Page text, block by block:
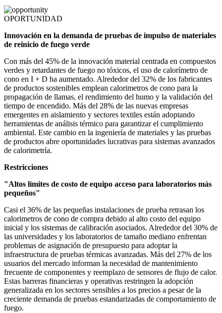
OPORTUNIDAD
Innovación en la demanda de pruebas de impulso de materiales
de reinicio de fuego verde
Con más del 45% de la innovación material centrada en compuestos
verdes y retardantes de fuego no tóxicos, el uso de calorímetro de
cono en I + D ha aumentado. Alrededor del 32% de los fabricantes
de productos sostenibles emplean calorimetros de cono para la
propagación de llamas, el rendimiento del humo y la validación del
tiempo de encendido. Más del 28% de las nuevas empresas
emergentes en aislamiento y sectores textiles están adoptando
herramientas de análisis térmico para garantizar el cumplimiento
ambiental. Este cambio en la ingeniería de materiales y las pruebas
de productos abre oportunidades lucrativas para sistemas avanzados
de calorimetría.
Restricciones
"Altos límites de costo de equipo acceso para laboratorios más
pequeños"
Casi el 36% de las pequeñas instalaciones de prueba retrasan los
calorimetros de cono de compra debido al alto costo del equipo
inicial y los sistemas de calibración asociados. Alrededor del 30% de
las universidades y los laboratorios de tamaño mediano enfrentan
problemas de asignación de presupuesto para adoptar la
infraestructura de pruebas térmicas avanzadas. Más del 27% de los
usuarios del mercado informan la necesidad de mantenimiento
frecuente de componentes y reemplazo de sensores de flujo de calor.
Estas barreras financieras y operativas restringen la adopción
generalizada en los sectores sensibles a los precios a pesar de la
creciente demanda de pruebas estandarizadas de comportamiento de
fuego.